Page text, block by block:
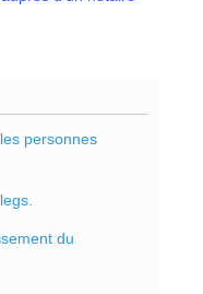
personnes
du